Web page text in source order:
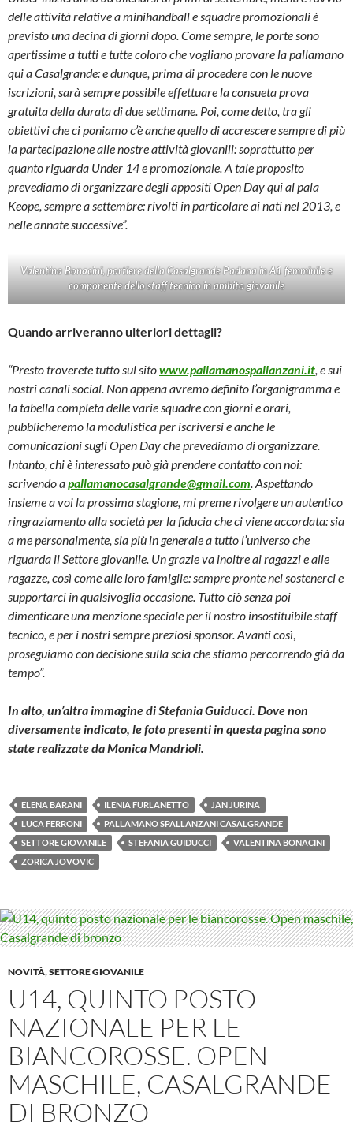
delle attività relative a minihandball e squadre promozionali è
previsto una decina di giorni dopo. Come sempre, le porte sono
apertissime a tutti e tutte coloro che vogliano provare la pallamano
qui a Casalgrande: e dunque, prima di procedere con le nuove
iscrizioni, sarà sempre possibile effettuare la consueta prova
gratuita della durata di due settimane. Poi, come detto, tra gli
obiettivi che ci poniamo c’è anche quello di accrescere sempre di più
la partecipazione alle nostre attività giovanili: soprattutto per
quanto riguarda Under 14 e promozionale. A tale proposito
prevediamo di organizzare degli appositi Open Day qui al pala
Keope, sempre a settembre: rivolti in particolare ai nati nel 2013, e
nelle annate successive”.
Valentina Bonacini, portiere della Casalgrande Padana in A1 femminile e
componente dello staff tecnico in ambito giovanile
Quando arriveranno ulteriori dettagli?
“Presto troverete tutto sul sitowww.pallamanospallanzani.it , e sui
nostri canali social. Non appena avremo definito l’organigramma e
la tabella completa delle varie squadre con giorni e orari,
pubblicheremo la modulistica per iscriversi e anche le
comunicazioni sugli Open Day che prevediamo di organizzare.
Intanto, chi è interessato può già prendere contatto con noi:
scrivendo apallamanocasalgrande@gmail.com . Aspettando
insieme a voi la prossima stagione, mi preme rivolgere un autentico
ringraziamento alla società per la fiducia che ci viene accordata: sia
a me personalmente, sia più in generale a tutto l’universo che
riguarda il Settore giovanile. Un grazie va inoltre ai ragazzi e alle
ragazze, così come alle loro famiglie: sempre pronte nel sostenerci e
supportarci in qualsivoglia occasione. Tutto ciò senza poi
dimenticare una menzione speciale per il nostro insostituibile staff
tecnico, e per i nostri sempre preziosi sponsor. Avanti così
proseguiamo con decisione sulla scia che stiamo percorrendo già da
tempo”.
In alto, un’altra immagine di Stefania Guiducci. Dove non
diversamente indicato, le foto presenti in questa pagina sono
state realizzate da Monica Mandrioli.
ELENA BARANI ILENIA FURLANETTO
JAN JURINA
LUCA FERRONI
PALLAMANO SPALLANZANI CASALGRANDE
SETTORE GIOVANILE
STEFANIA GUIDUCCI
VALENTINA BONACINI
ZORICA JOVOVIC
NOVITÀ,SETTORE GIOVANILE
U14, QUINTO POSTO
NAZIONALE PER LE
BIANCOROSSE. OPEN
MASCHILE, CASALGRANDE
DI BRONZO